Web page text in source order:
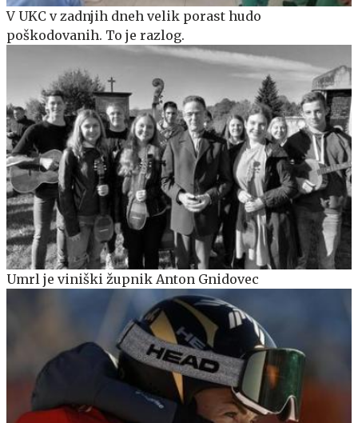
V UKC v zadnjih dneh velik porast hudo
poškodovanih. To je razlog.
Umrl je viniški župnik Anton Gnidovec